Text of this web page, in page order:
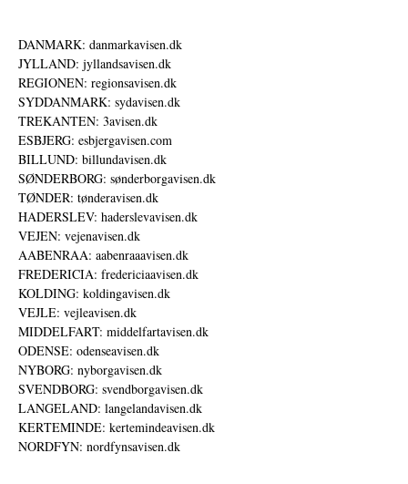
DANMARK: danmarkavisen.dk
JYLLAND: jyllandsavisen.dk
REGIONEN: regionsavisen.dk
SYDDANMARK: sydavisen.dk
TREKANTEN: 3avisen.dk
ESBJERG: esbjergavisen.com
BILLUND: billundavisen.dk
SØNDERBORG: sønderborgavisen.dk
TØNDER: tønderavisen.dk
HADERSLEV: haderslevavisen.dk
VEJEN: vejenavisen.dk
AABENRAA: aabenraaavisen.dk
FREDERICIA: fredericiaavisen.dk
KOLDING: koldingavisen.dk
VEJLE: vejleavisen.dk
MIDDELFART: middelfartavisen.dk
ODENSE: odenseavisen.dk
NYBORG: nyborgavisen.dk
SVENDBORG: svendborgavisen.dk
LANGELAND: langelandavisen.dk
KERTEMINDE: kertemindeavisen.dk
NORDFYN: nordfynsavisen.dk